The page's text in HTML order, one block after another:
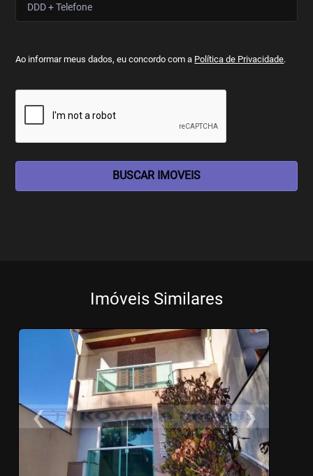
Ao informar meus dados, eu concordo com a Política de Privacidade.
BUSCAR IMOVEIS
Imóveis Similares
‹
Previous
›